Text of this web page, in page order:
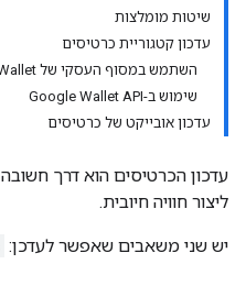
שיטות מומלצות
עדכון קטגוריית כרטיסים
השתמש במסוף העסקי של Google Wallet
שימוש ב-Google Wallet API
עדכון אובייקט של כרטיסים
עדכון הכרטיסים הוא דרך
ליצור חוויה חיובית.
יש שני משאבים שאפשר לעדכן: